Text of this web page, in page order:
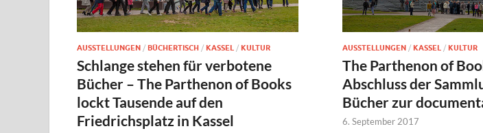
AUSSTELLUNGEN / BÜCHERTISCH / KASSEL / KULTUR
Schlange stehen für verbotene
Bücher – The Parthenon of Books
lockt Tausende auf den
Friedrichsplatz in Kassel
AUSSTELLUNGEN / KASSEL / KULTUR
The Parthenon of
Abschluss der
Bücher zur
6. September 2017